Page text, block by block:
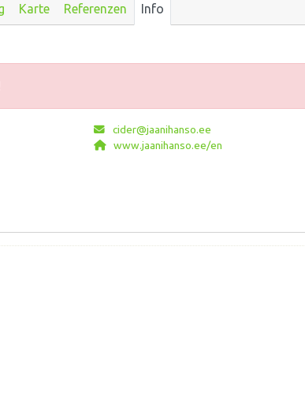
Karte Referenzen Info
cider@jaanihanso.ee
www.jaanihanso.ee/en